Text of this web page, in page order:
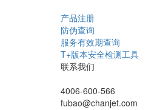
产品注册
防伪查询
服务有效期查询
T+版本安全检测工具
联系我们
4006-600-566
fubao@chanjet.com